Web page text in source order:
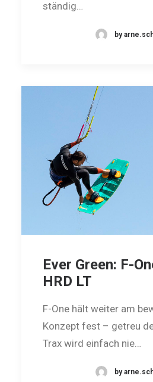
ständig…
by
Ever Green: F-
HRD LT
F-One hält weiter am
Konzept fest – getreu
Trax wird einfach nie…
by